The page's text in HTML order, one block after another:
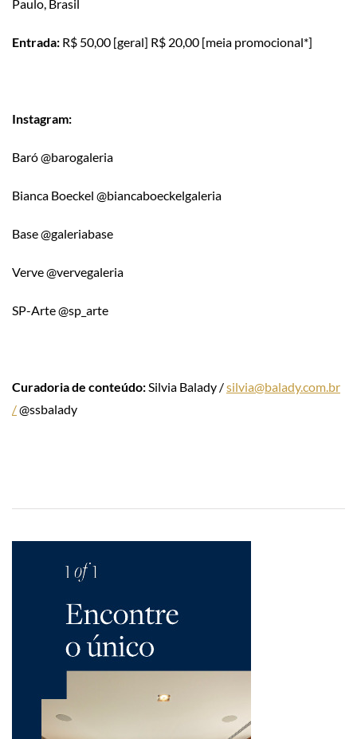
Paulo, Brasil
Entrada: R$ 50,00 [geral] R$ 20,00 [meia promocional*]
Instagram:
Baró @barogaleria
Bianca Boeckel @biancaboeckelgaleria
Base @galeriabase
Verve @vervegaleria
SP-Arte @sp_arte
Curadoria de conteúdo: Silvia Balady /silvia@balady.com.br
/@ssbalady